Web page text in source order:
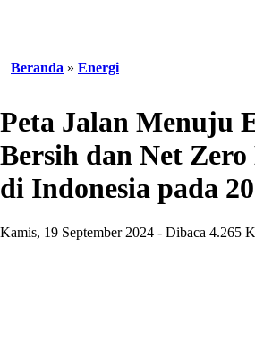
Beranda » Energi
Peta Jalan Menuju
Bersih dan Net Zero
di Indonesia pada
Kamis, 19 September 2024 - Dibaca 4.265